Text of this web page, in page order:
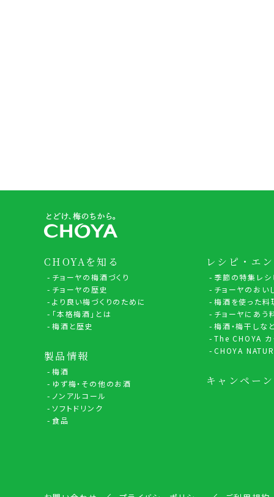
CHOYAを知る
チョーヤの梅酒づくり
チョーヤの歴史
より良い梅づくりのために
「本格梅酒」とは
梅酒と歴史
製品情報
梅酒
ゆず梅・その他のお酒
ノンアルコール
ソフトドリンク
食品
レシピ・エ
季節の特集レシ
チョーヤのおい
梅酒を使った料
チョーヤにあう
梅酒・梅干しな
The CHOYA カ
CHOYA
キャンペー